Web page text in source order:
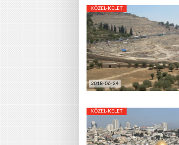
2018-06-24
KÖZEL-KELET
KÖZEL-KELET